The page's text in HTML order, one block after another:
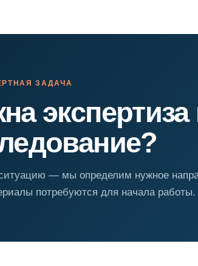
ЗАДАЧА
— мы определим нужное
потребуются для начала работы.